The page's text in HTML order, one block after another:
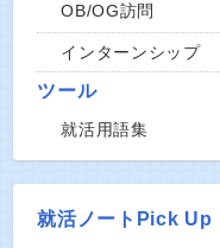
OB/OG訪問
インターンシップ
ツール
就活用語集
就活ノートPick Up